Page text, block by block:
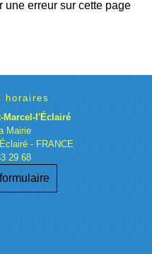
une erreur sur cette page
horaires
Marcel-l'Éclairé
Mairie
- FRANCE
29 68